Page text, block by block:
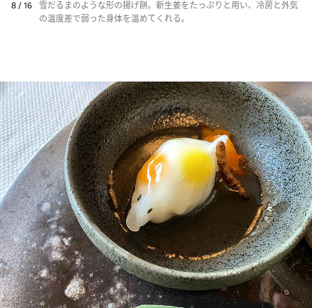
8 / 16
雪だるまのような形の揚げ餅。新生姜をたっぷりと用い、冷房と外気
の温度差で弱った身体を温めてくれる。